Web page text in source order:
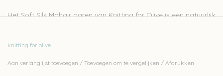
Het Soft Silk Mohair garen van Knitting for Olive is een natuurlijk
worden met een draadje wol, bijvoorbeeld uit deMerino
knitting for olive
Aan verlanglijst toevoegen / Toevoegen om te vergelijken / Afdrukken